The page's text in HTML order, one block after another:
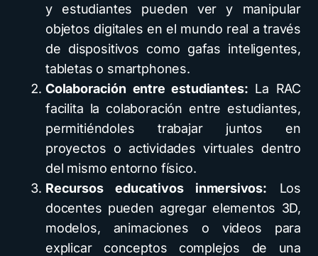
y estudiantes pueden ver y manipular
objetos digitales en el mundo real a través
de dispositivos como gafas inteligentes,
tabletas o smartphones.
Colaboración entre estudiantes: La RAC
facilita la colaboración entre estudiantes,
permitiéndoles trabajar juntos en
proyectos o actividades virtuales dentro
del mismo entorno físico.
Recursos educativos inmersivos: Los
docentes pueden agregar elementos 3D,
modelos, animaciones o videos para
explicar conceptos complejos de una